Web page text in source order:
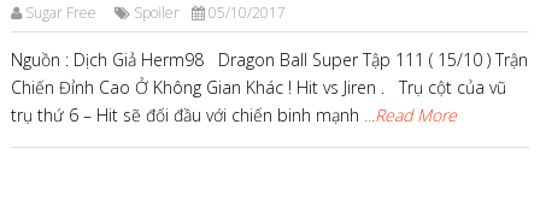
Sugar Free Spoiler 05/10/2017
Nguồn : Dịch Giả Herm98 Dragon Ball Super Tập 111 ( 15/10 ) Trận
Chiến Đỉnh Cao Ở Không Gian Khác ! Hit vs Jiren . Trụ cột của vũ
trụ thứ 6 – Hit sẽ đối đầu với chiến binh mạnh ...Read More